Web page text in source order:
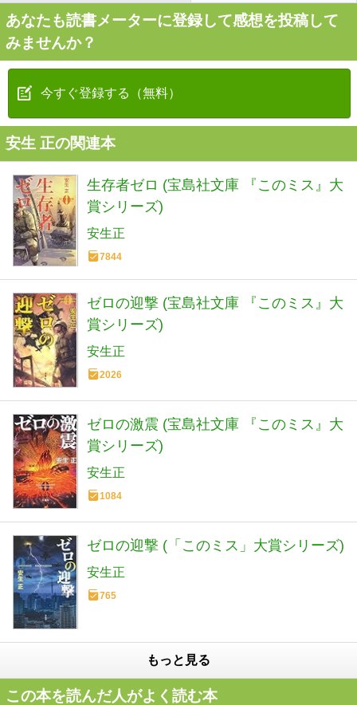
あなたも読書メーターに登録して感想を投稿して
みませんか？
今すぐ登録する（無料）
安生 正の関連本
生存者ゼロ (宝島社文庫 『このミス』大
賞シリーズ)
安生正
7844
ゼロの迎撃 (宝島社文庫 『このミス』大
賞シリーズ)
安生正
2026
ゼロの激震 (宝島社文庫 『このミス』大
賞シリーズ)
安生正
1084
ゼロの迎撃 (「このミス」大賞シリーズ)
安生正
765
もっと見る
この本を読んだ人がよく読む本